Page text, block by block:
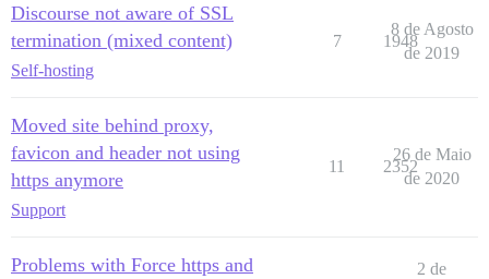
Discourse not aware of SSL
termination (mixed content)
Self-hosting
7 1948
8 de Agosto
de 2019
Moved site behind proxy,
favicon and header not using
https anymore
Support
11 2352
26 de Maio
de 2020
Problems with Force https and
2 de